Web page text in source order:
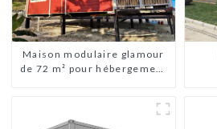
Maison modulaire glamour
de 72 m² pour hébergement